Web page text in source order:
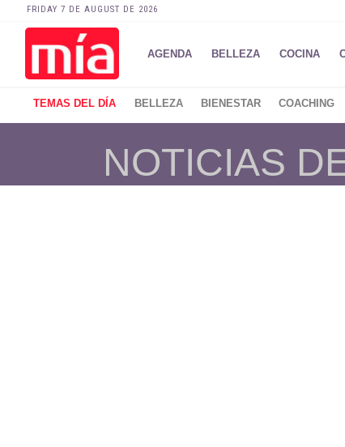
FRIDAY 7 DE AUGUST DE 2026
AGENDA BELLEZA COCINA
TEMAS DEL DÍA BELLEZA BIENESTAR COACHING
NOTICIAS